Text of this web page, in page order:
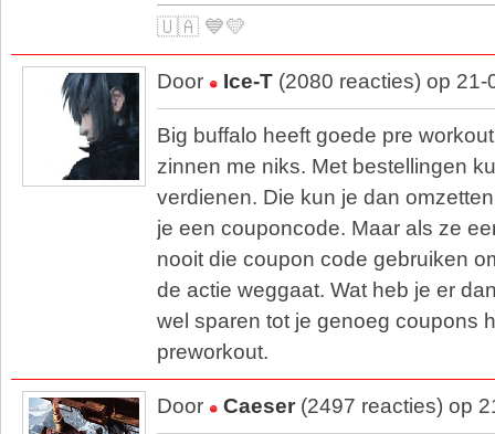
🇺🇦 💙💛
Door Ice-T (2080 reacties) op
Big buffalo heeft goede pre
zinnen me niks. Met bestellingen
verdienen. Die kun je dan
je een couponcode. Maar als ze
nooit die coupon code gebruiken
de actie weggaat. Wat heb je er
wel sparen tot je genoeg coupons
preworkout.
Door Caeser (2497 reacties) op